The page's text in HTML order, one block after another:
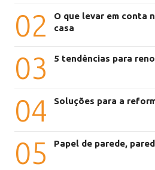
02
O que levar em conta
casa
03 5 tendências para
04 Soluções para a
05 Papel de parede,